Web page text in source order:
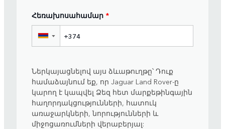
Հեռախոսահամար *
▼
Ներկայացնելով այս ձևաթուղթը՝ Դուք
համաձայնում եք, որ Jaguar Land Rover-ը
կարող է կապվել Ձեզ հետ մարքեթինգային
հաղորդակցությունների, հատուկ
առաջարկների, նորությունների և
միջոցառումների վերաբերյալ: